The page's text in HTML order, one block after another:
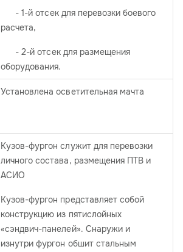
- 1-й отсек для перевозки боевого
расчета,
- 2-й отсек для размещения
оборудования.
Установлена осветительная мачта
Кузов-фургон служит для перевозки
личного состава, размещения ПТВ и
АСИО
Кузов-фургон представляет собой
конструкцию из пятислойных
«сэндвич-панелей». Снаружи и
изнутри фургон обшит стальным